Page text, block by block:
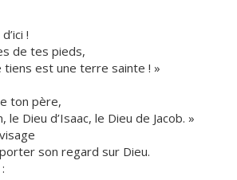
!
de tes pieds,
tiens est une terre sainte ! »
ton père,
le Dieu d’Isaac, le Dieu de Jacob. »
son regard sur Dieu.